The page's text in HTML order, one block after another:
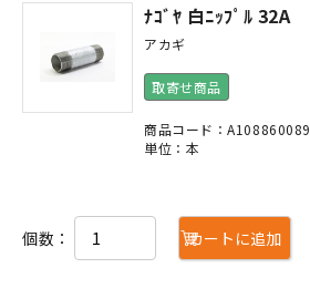
ﾅｺﾞﾔ 白ﾆｯﾌﾟﾙ 32A
アカギ
取寄せ商品
商品コード：A108860089
単位：本
個数： カートに追加